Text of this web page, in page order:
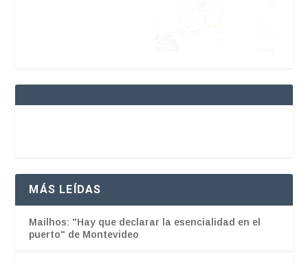
MÁS LEÍDAS
Mailhos: "Hay que declarar la esencialidad en el
puerto" de Montevideo